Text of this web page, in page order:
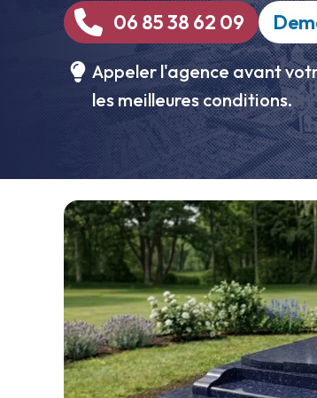
06 85 38 62 09
Appeler l'agence avant
les meilleures conditions.